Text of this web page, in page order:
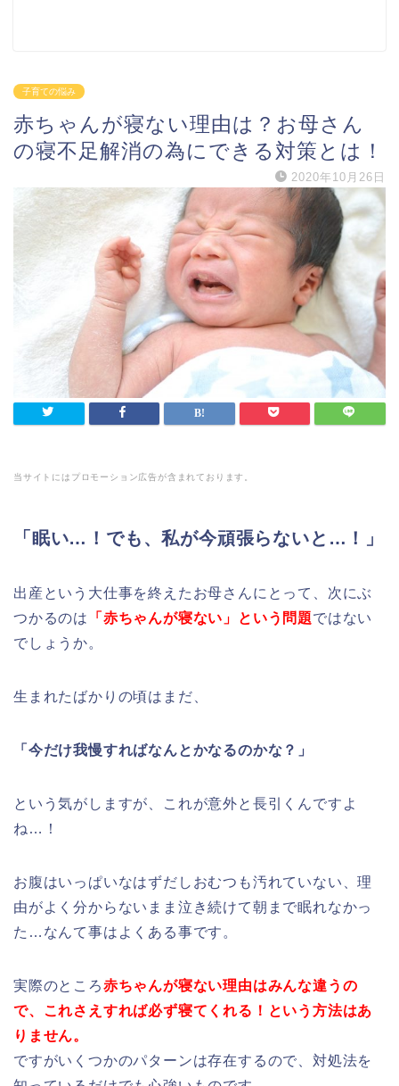
子育ての悩み
赤ちゃんが寝ない理由は？お母さん
の寝不足解消の為にできる対策とは！
2020年10月26日
当サイトにはプロモーション広告が含まれております。
「眠い…！でも、私が今頑張らないと…！」
出産という大仕事を終えたお母さんにとって、次にぶ
つかるのは
「赤ちゃんが寝ない」という問題ではない
でしょうか。
生まれたばかりの頃はまだ、
「今だけ我慢すればなんとかなるのかな？」
という気がしますが、これが意外と長引くんですよ
ね…！
お腹はいっぱいなはずだしおむつも汚れていない、理
由がよく分からないまま泣き続けて朝まで眠れなかっ
た…なんて事はよくある事です。
実際のところ赤ちゃんが寝ない理由はみんな違うの
で、これさえすれば必ず寝てくれる！という方法はあ
りません。
ですがいくつかのパターンは存在するので、対処法を